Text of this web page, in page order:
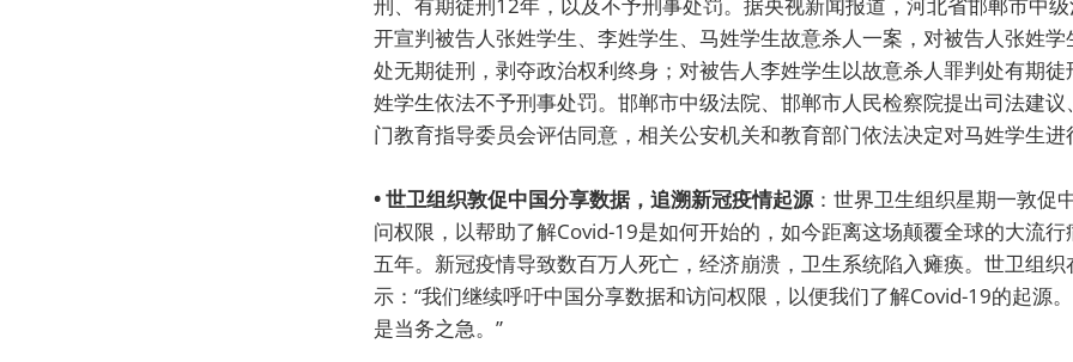
刑、有期徒刑12年，以及不予刑事处罚。据央视新闻报道，河北省邯郸市中
开宣判被告人张姓学生、李姓学生、马姓学生故意杀人一案，对被告人张姓
处无期徒刑，剥夺政治权利终身；对被告人李姓学生以故意杀人罪判处有期
姓学生依法不予刑事处罚。邯郸市中级法院、邯郸市人民检察院提出司法建
门教育指导委员会评估同意，相关公安机关和教育部门依法决定对马姓学生
• 世卫组织敦促中国分享数据，追溯新冠疫情起源：世界卫生组织星期一敦促
问权限，以帮助了解Covid-19是如何开始的，如今距离这场颠覆全球的大流
五年。新冠疫情导致数百万人死亡，经济崩溃，卫生系统陷入瘫痪。世卫组
示：“我们继续呼吁中国分享数据和访问权限，以便我们了解Covid-19的起源
是当务之急。”